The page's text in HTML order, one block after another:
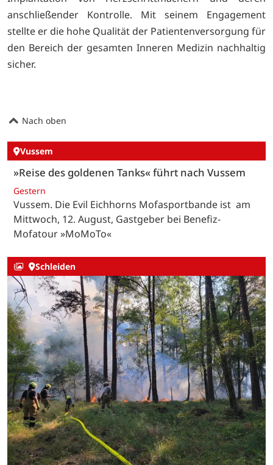
anschließender Kontrolle. Mit seinem Engagement
stellte er die hohe Qualität der Patientenversorgung für
den Bereich der gesamten Inneren Medizin nachhaltig
sicher.
Nach oben
Vussem
»Reise des goldenen Tanks« führt nach Vussem
Gestern
Vussem. Die Evil Eichhorns Mofasportbande ist am
Mittwoch, 12. August, Gastgeber bei Benefiz-
Mofatour »MoMoTo«
Schleiden